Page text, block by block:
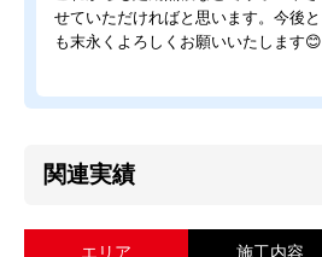
せていただければと思います。今後と
も末永くよろしくお願いいたします😊
関連実績
エリア 施工内容